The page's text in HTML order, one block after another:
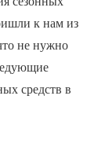
к нам из
не нужно
средств в